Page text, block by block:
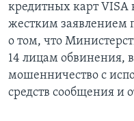
кредитных карт VISA
жестким заявлением
о том, что
14 лицам обвинения,
мошенничество с
средств сообщения и